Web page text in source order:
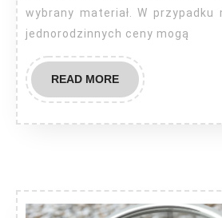
wybrany materiał. W przypadku
jednorodzinnych ceny mogą
READ MOREREAD
MORE